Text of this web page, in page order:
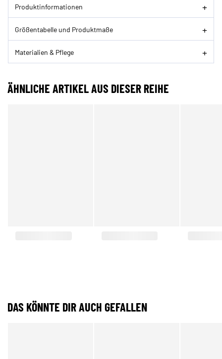
Produktinformationen
Größentabelle und Produktmaße
Materialien & Pflege
ÄHNLICHE ARTIKEL AUS DIESER REIHE
DAS KÖNNTE DIR AUCH GEFALLEN